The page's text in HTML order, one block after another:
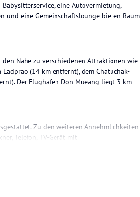
eine Autovermietung,
und eine Gemeinschaftslounge bieten Raum
Nähe zu verschiedenen Attraktionen wie
(14 km entfernt), dem Chatuchak-
Der Flughafen Don Mueang liegt 3 km
Zu den weiteren Annehmlichkeiten
Telefon, TV-Gerät mit
über ein Badezimmer mit Dusche und